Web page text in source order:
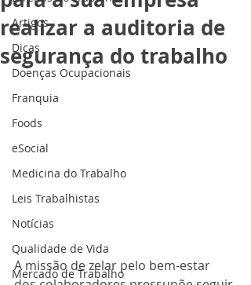
Artigos
Dicas
Doenças Ocupacionais
Franquia
Foods
eSocial
Medicina do Trabalho
Leis Trabalhistas
Notícias
Qualidade de Vida
Mercado de Trabalho
realizar a auditoria de
segurança do trabalho
A missão de zelar pelo bem-estar